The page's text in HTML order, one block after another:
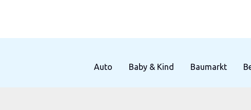
springen
Auto Baby & Kind Baumarkt